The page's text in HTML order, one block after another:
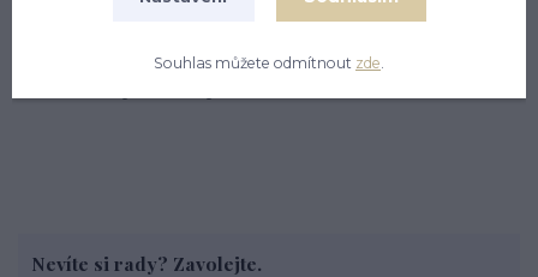
náušnic je 2,02 g. Celková výška náušnice je 18 mm.
V nabídce zlato ŽLUTÉ i BÍLÉ - zaklikněte prosím v
Nevíte si rady? Zavolejte.
Souhlas můžete odmítnout zde